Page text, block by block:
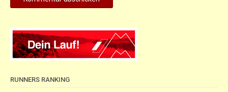
RUNNERS RANKING